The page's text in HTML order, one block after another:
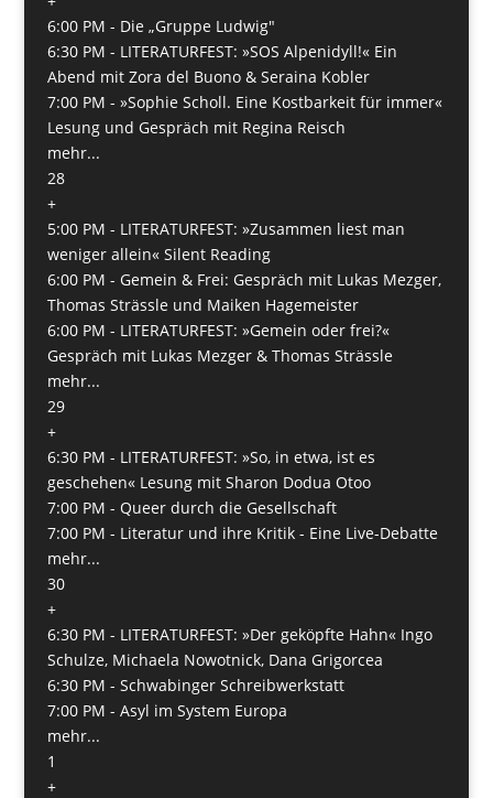
6:00 PM - Die „Gruppe Ludwig"
6:30 PM - LITERATURFEST: »SOS Alpenidyll!« Ein
Abend mit Zora del Buono & Seraina Kobler
7:00 PM - »Sophie Scholl. Eine Kostbarkeit für immer«
Lesung und Gespräch mit Regina Reisch
mehr...
28
+
5:00 PM - LITERATURFEST: »Zusammen liest man
weniger allein« Silent Reading
6:00 PM - Gemein & Frei: Gespräch mit Lukas Mezger,
Thomas Strässle und Maiken Hagemeister
6:00 PM - LITERATURFEST: »Gemein oder frei?«
Gespräch mit Lukas Mezger & Thomas Strässle
mehr...
29
+
6:30 PM - LITERATURFEST: »So, in etwa, ist es
geschehen« Lesung mit Sharon Dodua Otoo
7:00 PM - Queer durch die Gesellschaft
7:00 PM - Literatur und ihre Kritik - Eine Live-Debatte
mehr...
30
+
6:30 PM - LITERATURFEST: »Der geköpfte Hahn« Ingo
Schulze, Michaela Nowotnick, Dana Grigorcea
6:30 PM - Schwabinger Schreibwerkstatt
7:00 PM - Asyl im System Europa
mehr...
1
+